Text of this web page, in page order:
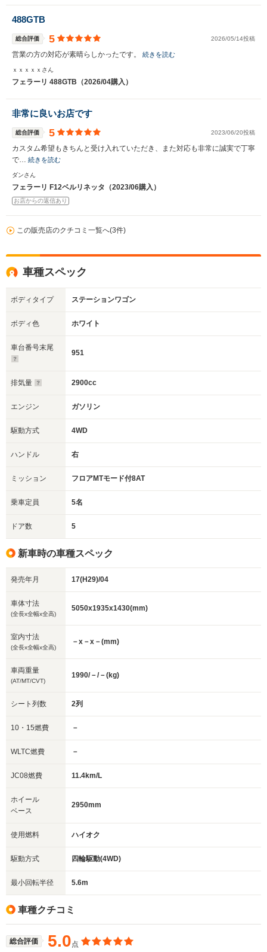
488GTB
総合評価 5 2026/05/14投稿
営業の方の対応が素晴らしかったです。 続きを読む
ｘｘｘｘｘさん
フェラーリ 488GTB（2026/04購入）
非常に良いお店です
総合評価 5 2023/06/20投稿
カスタム希望もきちんと受け入れていただき、また対応も非常に誠実で丁寧
で… 続きを読む
ダンさん
フェラーリ F12ベルリネッタ（2023/06購入）
お店からの返信あり
この販売店のクチコミ一覧へ(3件)
車種スペック
ボディタイプ ステーションワゴン
ボディ色 ホワイト
車台番号末尾
951
排気量 2900cc
エンジン ガソリン
駆動方式 4WD
ハンドル 右
ミッション フロアMTモード付8AT
乗車定員 5名
ドア数 5
新車時の車種スペック
発売年月 17(H29)/04
車体寸法
(全長x全幅x全高)
5050x1935x1430(mm)
室内寸法
(全長x全幅x全高)
－x－x－(mm)
車両重量
(AT/MT/CVT)
1990/－/－(kg)
シート列数 2列
10・15燃費 －
WLTC燃費 －
JC08燃費 11.4km/L
ホイール
ベース
2950mm
使用燃料 ハイオク
駆動方式 四輪駆動(4WD)
最小回転半径 5.6m
車種クチコミ
総合評価 5.0点